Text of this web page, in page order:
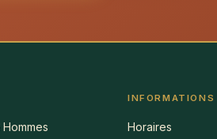
Hommes
INFORMATIONS
Horaires